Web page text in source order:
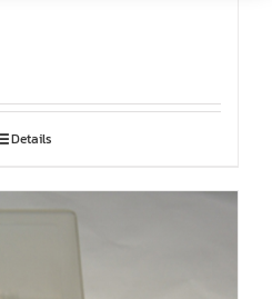
Details